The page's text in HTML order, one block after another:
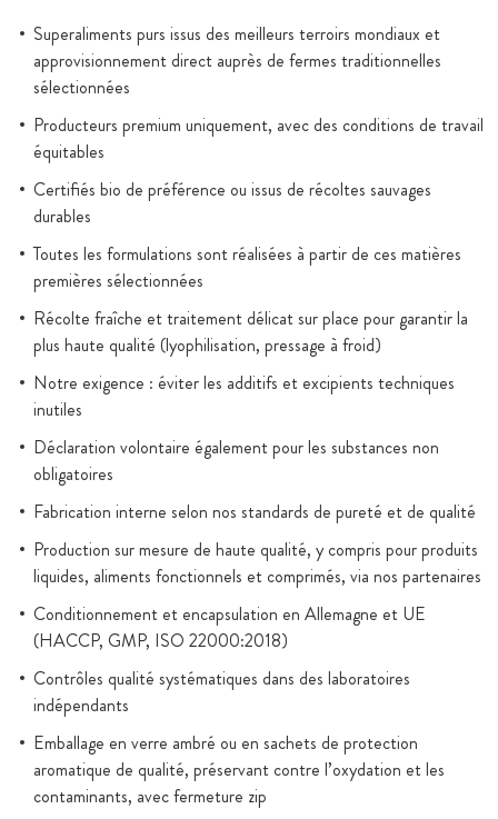
Superaliments purs issus des meilleurs terroirs mondiaux et
approvisionnement direct auprès de fermes traditionnelles
sélectionnées
Producteurs premium uniquement, avec des conditions de travail
équitables
Certifiés bio de préférence ou issus de récoltes sauvages
durables
Toutes les formulations sont réalisées à partir de ces matières
premières sélectionnées
Récolte fraîche et traitement délicat sur place pour garantir la
plus haute qualité (lyophilisation, pressage à froid)
Notre exigence : éviter les additifs et excipients techniques
inutiles
Déclaration volontaire également pour les substances non
obligatoires
Fabrication interne selon nos standards de pureté et de qualité
Production sur mesure de haute qualité, y compris pour produits
liquides, aliments fonctionnels et comprimés, via nos partenaires
Conditionnement et encapsulation en Allemagne et UE
(HACCP, GMP, ISO 22000:2018)
Contrôles qualité systématiques dans des laboratoires
indépendants
Emballage en verre ambré ou en sachets de protection
aromatique de qualité, préservant contre l’oxydation et les
contaminants, avec fermeture zip